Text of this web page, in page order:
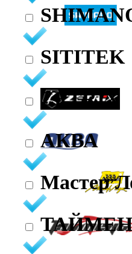
SITITEK
ZETRIX
АКВА
Мастер